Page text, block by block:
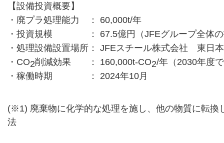
【設備投資概要】
・廃プラ処理能力
： 60,000t/年
・投資規模
： 67.5億円（JFEグループ全体
・処理設備設置場所 ： JFEスチール株式会社 東日
・CO2削減効果 ： 160,000t-CO2/年（2030年度
・稼働時期
： 2024年10月
(※1) 廃棄物に化学的な処理を施し、他の物質に転換
法